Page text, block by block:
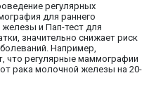
регулярных
для раннего
и Пап-тест для
значительно снижает риск
Например,
что регулярные маммографии
рака молочной железы на 20-